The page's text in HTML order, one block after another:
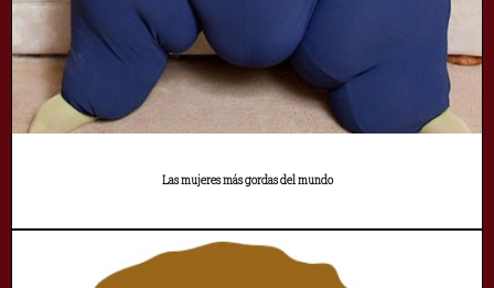
Las mujeres más gordas del mundo